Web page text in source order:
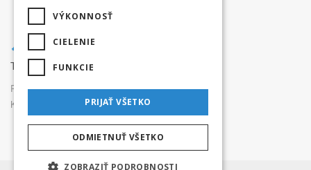
Tatryvpohybe.sk je súčasťou pretekaj.sk
Prevádzkovateľ:Originals, s.r.o.,
Karpatská 3256/15, 05801 Poprad
VÝKONNOSŤ
CIELENIE
FUNKCIE
PRIJAŤ VŠETKO
ODMIETNUŤ VŠETKO
ZOBRAZIŤ PODROBNOSTI